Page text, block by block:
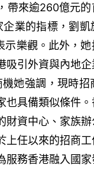
帶來逾260億元
業的指標，劉
樂觀。此外，
引外資與內地企
她強調，現時
具備類似條件
財資中心、家族
上任以來的招商
服務香港融入國